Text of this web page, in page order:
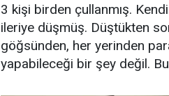
3 kişi birden çullanmış.
ileriye düşmüş. Düştükten
göğsünden, her yerinden
yapabileceği bir şey değil.